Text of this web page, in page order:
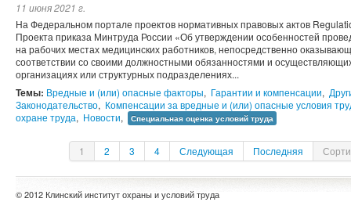
11 июня 2021 г.
На Федеральном портале проектов нормативных правовых актов
Проекта приказа Минтруда России «Об утверждении особенностей
на рабочих местах медицинских работников, непосредственно
соответствии со своими должностными обязанностями и
организациях или структурных подразделениях...
Темы: Вредные и (или) опасные факторы, Гарантии и компенсации,
Законодательство, Компенсации за вредные и (или) опасные условия
охране труда, Новости, Специальная оценка условий труда
1 2 3 4 Следующая Последняя
© 2012 Клинский институт охраны и условий труда